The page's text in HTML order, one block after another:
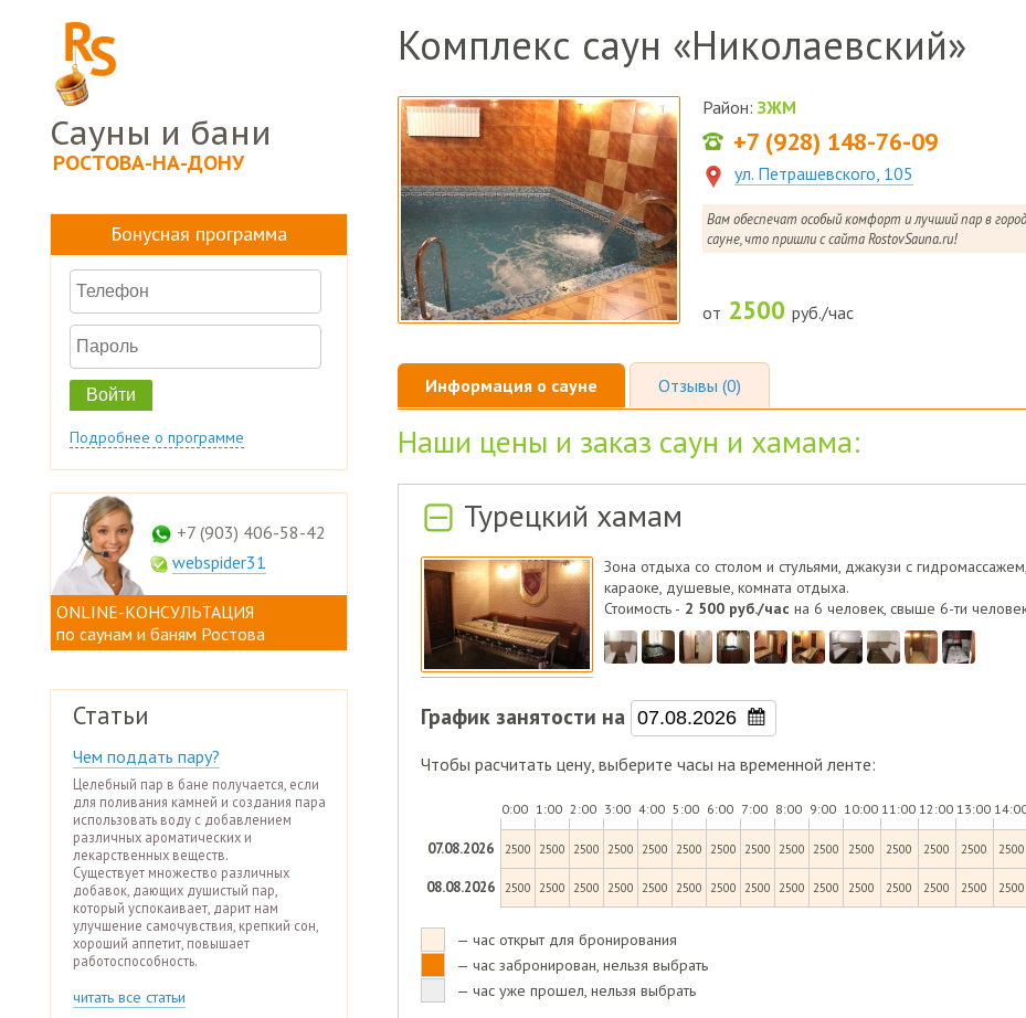
Сауны и бани
РОСТОВА-НА-ДОНУ
Бонусная программа
Подробнее о программе
+7 (903) 406-58-42
webspider31
ONLINE-КОНСУЛЬТАЦИЯ
по саунам и баням Ростова
Статьи
Чем поддать пару?
Целебный пар в бане получается, если
для поливания камней и создания пара
использовать воду с добавлением
различных ароматических и
лекарственных веществ.
Существует множество различных
добавок, дающих душистый пар,
который успокаивает, дарит нам
улучшение самочувствия, крепкий сон,
хороший аппетит, повышает
работоспособность.
читать все статьи
Комплекс саун «Николаевский»
Район: ЗЖМ
+7 (928) 148-76-09
ул. Петрашевского, 105
Вам обеспечат особый комфорт и лучший пар в
сауне, что пришли с сайта RostovSauna.ru!
от 2500 руб./час
Информация о сауне Отзывы (0)
Наши цены и заказ саун и хамама:
Турецкий хамам
Зона отдыха со столом и стульями, джакузи с
караоке, душевые, комната отдыха.
Стоимость - 2 500 руб./час на 6 человек, свыше 6-ти
График занятости на
Чтобы расчитать цену, выберите часы на временной ленте:
0:00 1:00 2:00 3:00 4:00 5:00 6:00 7:00 8:00 9:00 10:00 11:00 12:00 13:00
07.08.2026 2500 2500 2500 2500 2500 2500 2500 2500 2500 2500 2500 2500 2500 2500 2500
08.08.2026 2500 2500 2500 2500 2500 2500 2500 2500 2500 2500 2500 2500 2500 2500 2500
— час открыт для бронирования
— час забронирован, нельзя выбрать
— час уже прошел, нельзя выбрать